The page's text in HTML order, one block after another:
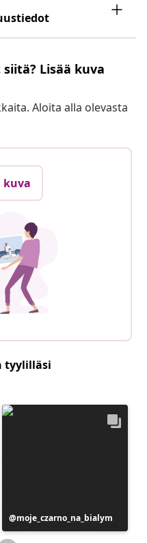
Lisää kuva
Aloita alla olevasta
kuva
tyylilläsi
Julkaissut
moje_czarno_na_bialym